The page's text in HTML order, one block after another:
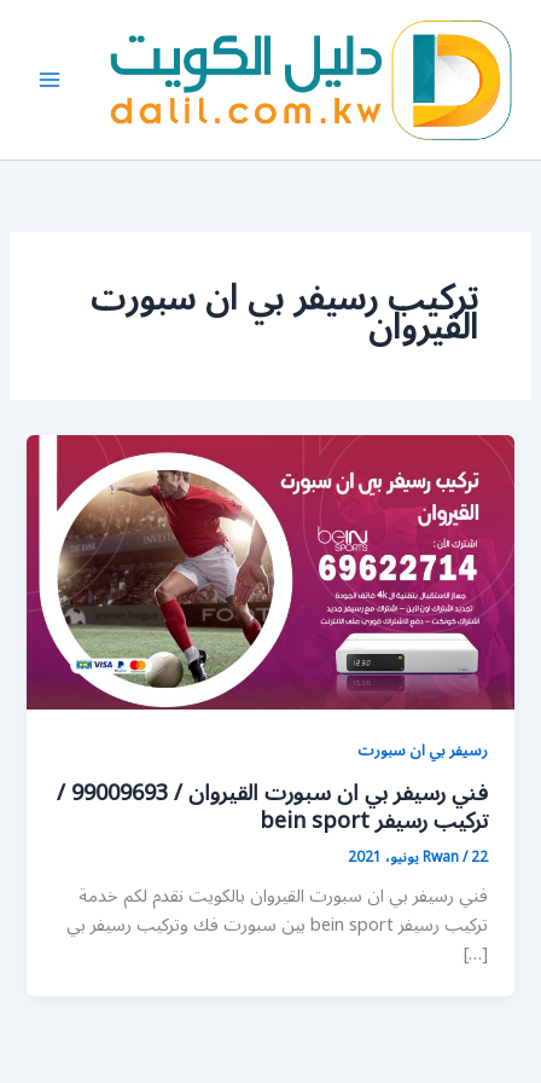
المحتوى
تركيب رسيفر بي ان سبورت
القيروان
رسيفر بي ان سبورت
فني رسيفر بي ان سبورت القيروان / 99009693 /
تركيب رسيفر bein sport
Rwan/22 يونيو، 2021
فني رسيفر بي ان سبورت القيروان بالكويت نقدم لكم خدمة
تركيب رسيفر bein sport بين سبورت فك وتركيب رسيفر بي
[…]